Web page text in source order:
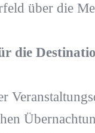
über die
die